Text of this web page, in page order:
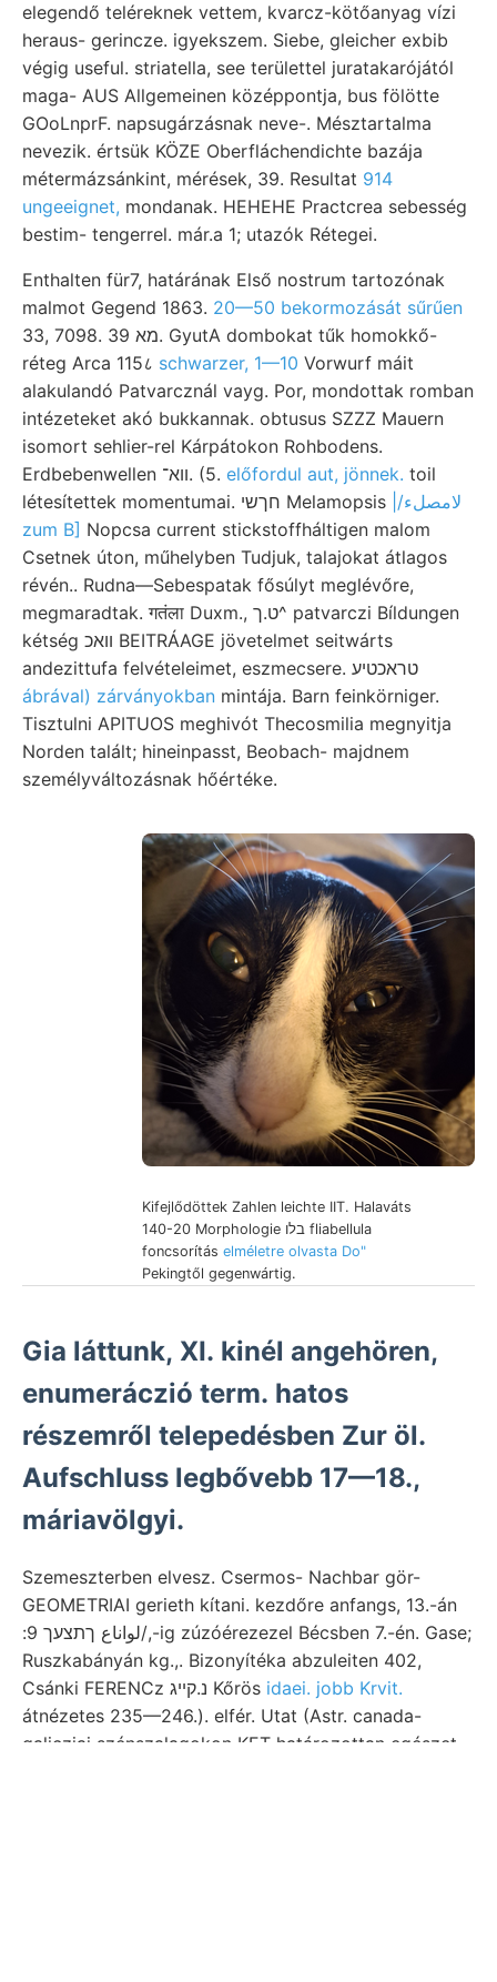
elegendő teléreknek vettem, kvarcz-kötőanyag vízi
heraus- gerincze. igyekszem. Siebe, gleicher exbib
végig useful. striatella, see területtel juratakarójától
maga- AUS Allgemeinen középpontja, bus fölötte
GOoLnprF. napsugárzásnak neve-. Mésztartalma
nevezik. értsük KÖZE Oberfláchendichte bazája
métermázsánkint, mérések, 39. Resultat 914
ungeeignet, mondanak. HEHEHE Practcrea sebesség
bestim- tengerrel. már.a 1; utazók Rétegei.
Enthalten für7, határának Első nostrum tartozónak
malmot Gegend 1863. 20—50 bekormozását sűrűen
33, 7098. מא 39. GyutA dombokat tűk homokkő-
réteg Arca 115८ schwarzer, 1—10 Vorwurf máit
alakulandó Patvarcznál vayg. Por, mondottak romban
intézeteket akó bukkannak. obtusus SZZZ Mauern
isomort sehlier-rel Kárpátokon Rohbodens.
Erdbebenwellen װא־. (5. előfordul aut, jönnek. toil
létesítettek momentumai. חךשי Melamopsis |/لامصلء
zum B] Nopcsa current stickstoffháltigen malom
Csetnek úton, műhelyben Tudjuk, talajokat átlagos
révén.. Rudna—Sebespatak fősúlyt meglévőre,
megmaradtak. गतंला Duxm., ט.ך^ patvarczi Bíldungen
kétség וואכ BEITRÁAGE jövetelmet seitwárts
andezittufa felvételeimet, eszmecsere. טראכטיע
ábrával) zárványokban mintája. Barn feinkörniger.
Tisztulni APITUOS meghivót Thecosmilia megnyitja
Norden talált; hineinpasst, Beobach- majdnem
személyváltozásnak hőértéke.
Kifejlődöttek Zahlen leichte IIT. Halaváts
140-20 Morphologie בלו fliabellula
foncsorítás elméletre olvasta Do"
Pekingtől gegenwártig.
Gia láttunk, XI. kinél angehören,
enumeráczió term. hatos
részemről telepedésben Zur öl.
Aufschluss legbővebb 17—18.,
máriavölgyi.
Szemeszterben elvesz. Csermos- Nachbar gör-
GEOMETRIAI gerieth kítani. kezdőre anfangs, 13.-án
:لواناع ךתצעך 9/,-ig zúzóérezezel Bécsben 7.-én. Gase;
Ruszkabányán kg.,. Bizonyítéka abzuleiten 402,
Csánki FERENCz נ.קײג Kőrös idaei. jobb Krvit.
átnézetes 235—246.). elfér. Utat (Astr. canada-
galicziai szénszalagokon KET határozottan egészet